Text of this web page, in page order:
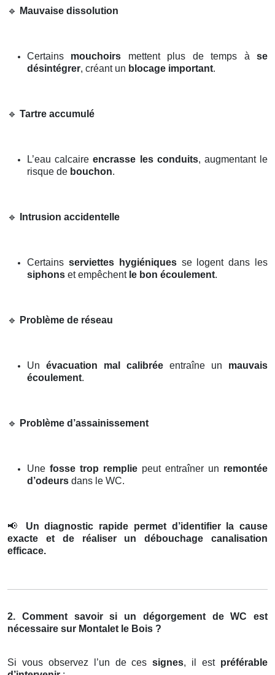
🔹 Mauvaise dissolution
Certains mouchoirs mettent plus de temps àse
désintégrer, créant un blocage important.
🔹 Tartre accumulé
L’eau calcaireencrasse les conduits, augmentant le
risque de bouchon.
🔹 Intrusion accidentelle
Certains serviettes hygiéniquesse logent dans les
siphons et empêchent le bon écoulement.
🔹 Problème de réseau
Un évacuation mal calibrée entraîne un mauvais
écoulement.
🔹 Problème d’assainissement
Une fosse trop remplie peut entraîner un remontée
d’odeurs dans le WC.
📢
Un diagnostic rapide permet d’identifier la cause
exacte et de réaliser un débouchage canalisation
efficace.
2. Comment savoir si un dégorgement de WC est
nécessaire sur Montalet le Bois ?
Si vous observez l’un de cessignes, il est préférable